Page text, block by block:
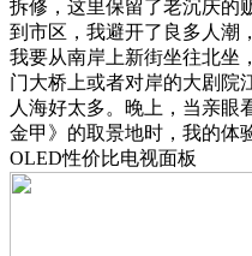
拆修，这里保留了老沉庆的
到市区，我避开了良多人潮
我要从南岸上新街坐往北坐
门大桥上或者对岸的大剧院
人海好太多。晚上，当亲眼
金甲》的取景地时，我的体
OLED性价比电视面板